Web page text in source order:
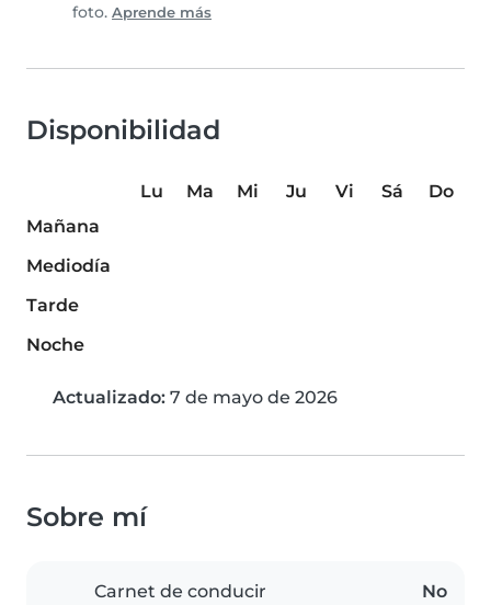
foto. Aprende más
Disponibilidad
Lu Ma Mi Ju Vi Sá
Do
Mañana
Mediodía
Tarde
Noche
Actualizado: 7 de mayo de 2026
Sobre mí
Carnet de conducir No